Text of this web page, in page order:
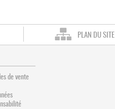
PLAN DU SITE
de vente